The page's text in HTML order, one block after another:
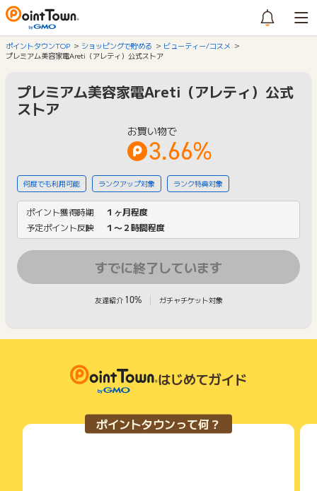
ポイントタウンTOP ショッピングで貯める
ビューティー/コスメ
プレミアム美容家電Areti（アレティ）公式ストア
プレミアム美容家電Areti（アレティ）公式
ストア
お買い物で
3.66%
何度でも利用可能 ランクアップ対象 ランク特典対象
ポイント獲得時期
１ヶ月程度
予定ポイント反映
１〜２時間程度
すでに終了しています
友達紹介 10% ガチャチケット対象
はじめてガイド
ポイントタウンって何？